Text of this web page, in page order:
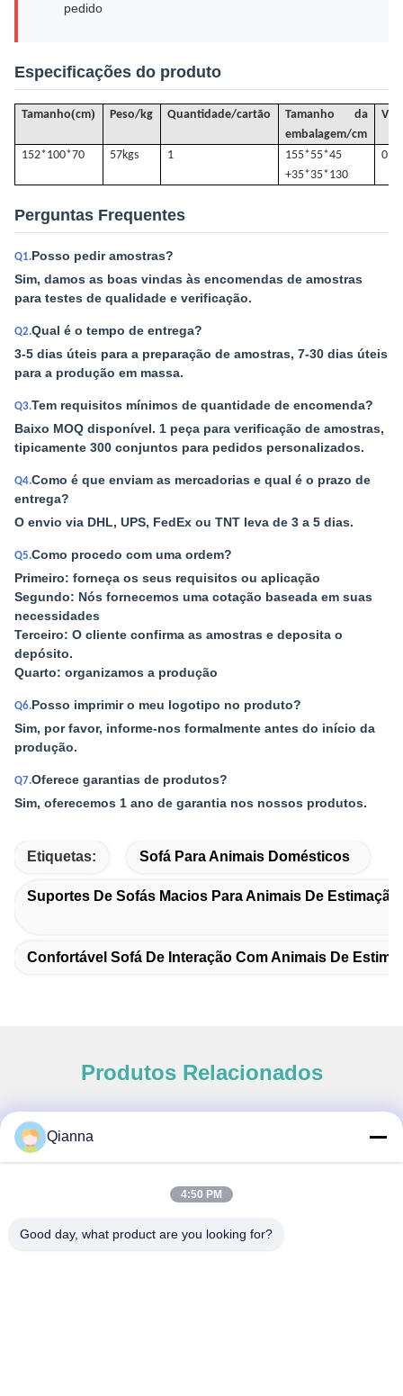
pedido
Especificações do produto
Tamanho(cm) Peso/kg Quantidade/cartão
Tamanho da
embalagem/cm
152*100*70 57kgs 1
155*55*45
+35*35*130
Perguntas Frequentes
Q1.Posso pedir amostras?
Sim, damos as boas vindas às encomendas de amostras
para testes de qualidade e verificação.
Q2.Qual é o tempo de entrega?
3-5 dias úteis para a preparação de amostras, 7-30 dias úteis
para a produção em massa.
Q3.Tem requisitos mínimos de quantidade de encomenda?
Baixo MOQ disponível. 1 peça para verificação de amostras,
tipicamente 300 conjuntos para pedidos personalizados.
Q4.Como é que enviam as mercadorias e qual é o prazo de
entrega?
O envio via DHL, UPS, FedEx ou TNT leva de 3 a 5 dias.
Q5.Como procedo com uma ordem?
Primeiro: forneça os seus requisitos ou aplicação
Segundo: Nós fornecemos uma cotação baseada em suas
necessidades
Terceiro: O cliente confirma as amostras e deposita o
depósito.
Quarto: organizamos a produção
Q6.Posso imprimir o meu logotipo no produto?
Sim, por favor, informe-nos formalmente antes do início da
produção.
Q7.Oferece garantias de produtos?
Sim, oferecemos 1 ano de garantia nos nossos produtos.
Etiquetas: Sofá Para Animais Domésticos
Suportes De Sofás Macios Para Animais De Estimação
Confortável Sofá De Interação Com Animais De
Produtos Relacionados
Nº 793 Tongren Road, Cidade de Tongxiang, Província de
Qianna
4:50 PM
Good day, what product are you looking for?